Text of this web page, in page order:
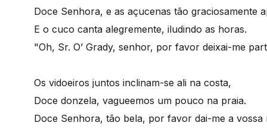
Doce Senhora, e as açucenas tão graciosamente
E o cuco canta alegremente, iludindo as horas.
"Oh, Sr. O’ Grady, senhor, por favor deixai-me
Os vidoeiros juntos inclinam-se ali na costa,
Doce donzela, vagueemos um pouco na praia.
Doce Senhora, tão bela, por favor dai-me a vossa